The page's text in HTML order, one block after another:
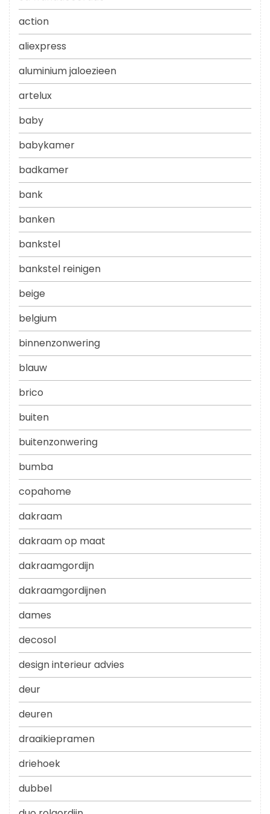
action
aliexpress
aluminium jaloezieen
artelux
baby
babykamer
badkamer
bank
banken
bankstel
bankstel reinigen
beige
belgium
binnenzonwering
blauw
brico
buiten
buitenzonwering
bumba
copahome
dakraam
dakraam op maat
dakraamgordijn
dakraamgordijnen
dames
decosol
design interieur advies
deur
deuren
draaikiepramen
driehoek
dubbel